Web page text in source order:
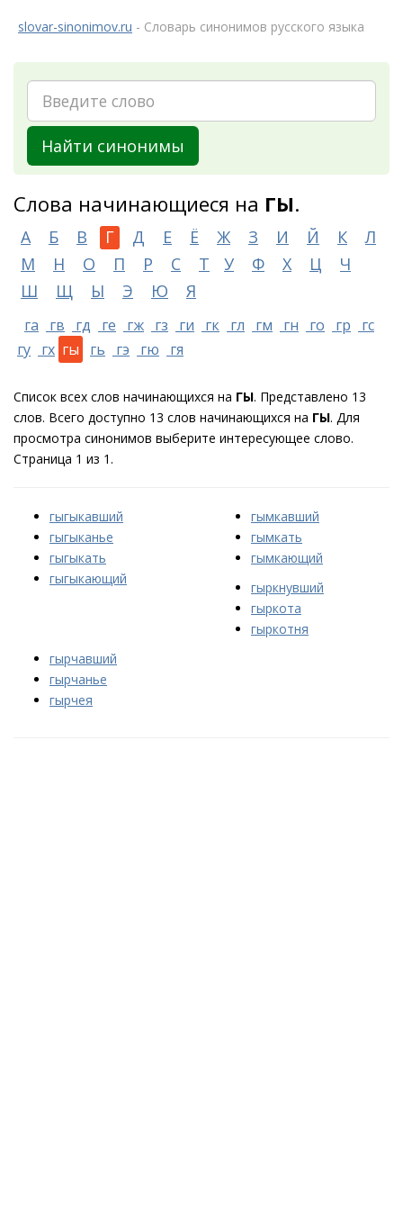
slovar-sinonimov.ru - Словарь синонимов русского языка
Найти синонимы
Слова начинающиеся на ГЫ.
А Б В Г Д Е Ё Ж З И Й К
Л
М
Н О П Р С Т У Ф Х Ц
Ч
Ш
Щ Ы Э Ю Я
га гв гд ге гж гз ги гк гл гм гн го гр
гс
гу гх гы гь гэ гю гя
Список всех слов начинающихся на ГЫ. Представлено 13
слов. Всего доступно 13 слов начинающихся на ГЫ. Для
просмотра синонимов выберите интересующее слово.
Страница 1 из 1.
гыгыкавший
гыгыканье
гыгыкать
гыгыкающий
гымкавший
гымкать
гымкающий
гыркнувший
гыркота
гыркотня
гырчавший
гырчанье
гырчея